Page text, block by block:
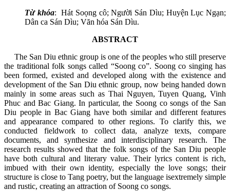
Từ khóa: Hát Soọng cô; Người Sán Dìu; Huyện Lục Ngạn;
Dân ca Sán Dìu; Văn hóa Sán Dìu.
ABSTRACT
The San Diu ethnic group is one of the peoples who still preserve
the traditional folk songs called “Soong co”. Soong co singing has
been formed, existed and developed along with the existence and
development of the San Diu ethnic group, now being handed down
mainly in some areas such as Thai Nguyen, Tuyen Quang, Vinh
Phuc and Bac Giang. In particular, the Soong co songs of the San
Diu people in Bac Giang have both similar and different features
and appearance compared to other regions. To clarify this, we
conducted fieldwork to collect data, analyze texts, compare
documents, and synthesize and interdisciplinary research. The
research results showed that the folk songs of the San Diu people
have both cultural and literary value. Their lyrics content is rich,
imbued with their own identity, especially the love songs; their
structure is close to Tang poetry, but the language isextremely simple
and rustic, creating an attraction of Soong co songs.